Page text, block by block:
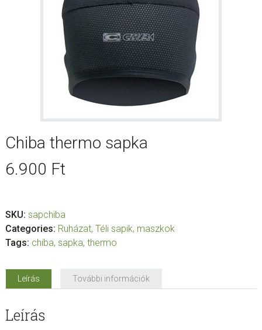
Chiba thermo sapka
6.900 Ft
SKU: sapchiba
Categories: Ruházat, Téli sapik, maszkok
Tags: chiba, sapka, thermo
Leírás További információk
Leírás